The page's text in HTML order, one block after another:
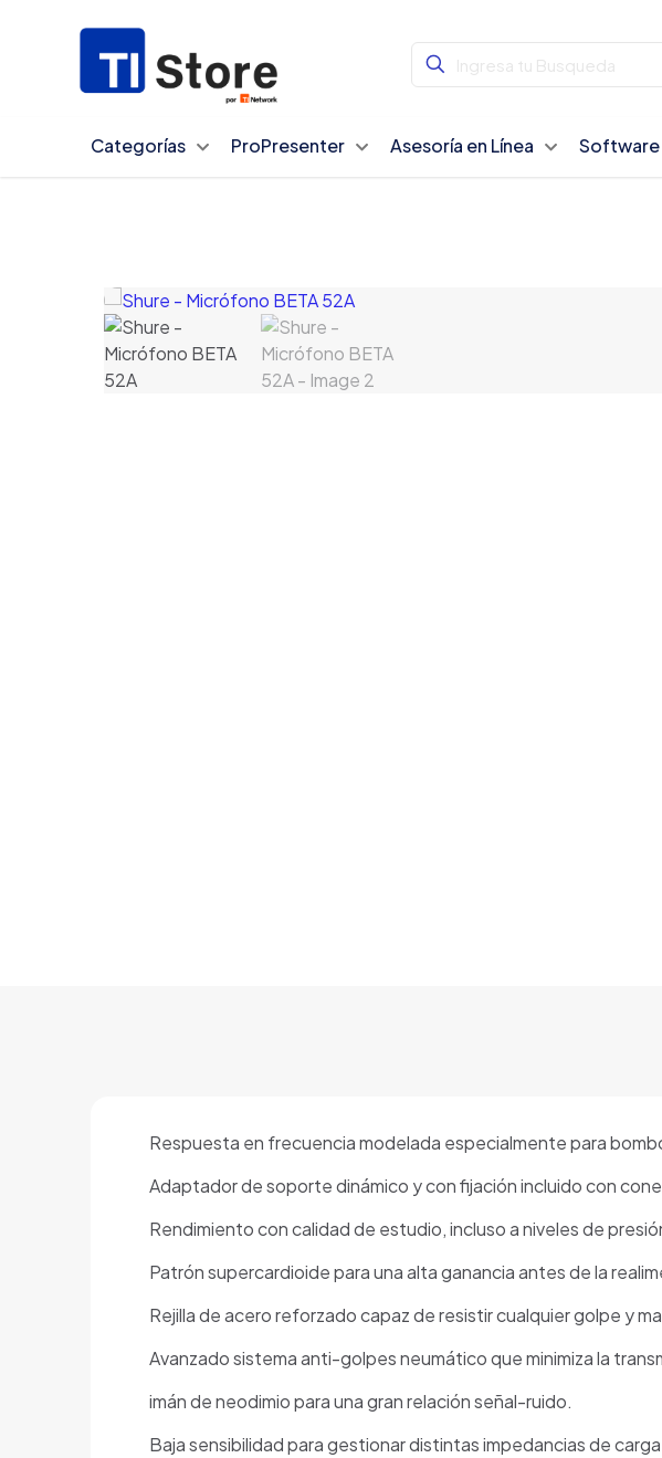
Categorías ProPresenter Asesoría en Línea Software
Respuesta en frecuencia modelada especialmente para
Adaptador de soporte dinámico y con fijación incluido con
Rendimiento con calidad de estudio, incluso a niveles de
Patrón supercardioide para una alta ganancia antes de la
Rejilla de acero reforzado capaz de resistir cualquier golpe y
Avanzado sistema anti-golpes neumático que minimiza la
imán de neodimio para una gran relación señal-ruido.
Baja sensibilidad para gestionar distintas impedancias de